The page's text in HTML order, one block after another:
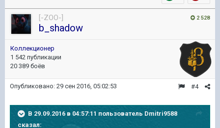
2 528
[-ZOO-]
b_shadow
Коллекционер
1 542 публикации
20 389 боёв
#4
Опубликовано: 29 сен 2016, 05:02:53
В 29.09.2016 в 04:57:11 пользователь Dmitri9588
сказал: